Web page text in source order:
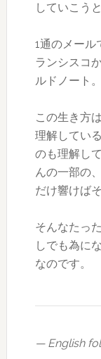
していこう
1通のメール
ランシスコ
ルドノート。
この生き方
理解してい
のも理解し
んの一部の
だけ響けば
そんなたっ
しでも為に
なのです。
— English